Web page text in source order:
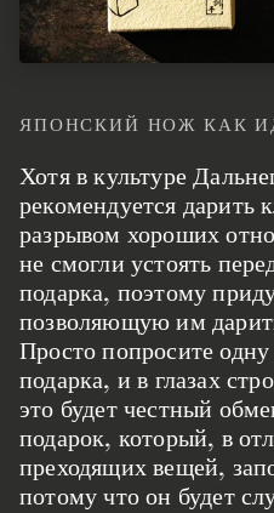
ЯПОНСКИЙ НОЖ КАК
Хотя в культуре
рекомендуется дарить
разрывом хороших
не смогли устоять
подарка, поэтому
позволяющую им
Просто попросите
подарка, и в глазах
это будет честный
подарок, который, в
преходящих вещей,
потому что он будет